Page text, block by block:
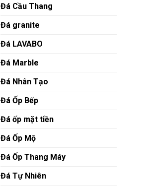
Đá Cầu Thang
Đá granite
Đá LAVABO
Đá Marble
Đá Nhân Tạo
Đá Ốp Bếp
Đá ốp mặt tiền
Đá Ốp Mộ
Đá Ốp Thang Máy
Đá Tự Nhiên